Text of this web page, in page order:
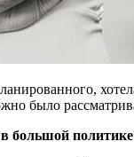
было
большой